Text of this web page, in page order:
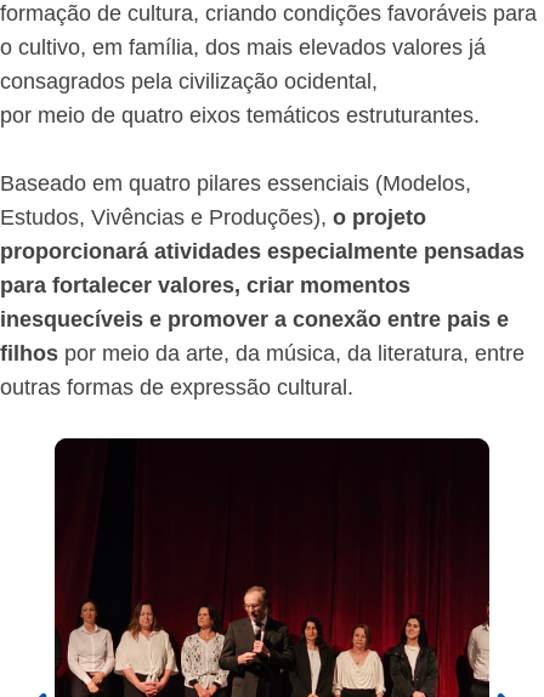
formação de cultura, criando condições favoráveis para
o cultivo, em família, dos mais elevados valores já
consagrados pela civilização ocidental,
por meio de quatro eixos temáticos estruturantes.
Baseado em quatro pilares essenciais (Modelos,
Estudos, Vivências e Produções), o projeto
proporcionará atividades especialmente pensadas
para fortalecer valores, criar momentos
inesquecíveis e promover a conexão entre pais e
filhos por meio da arte, da música, da literatura, entre
outras formas de expressão cultural.